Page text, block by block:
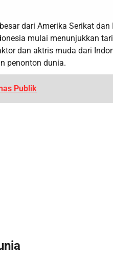
dari Amerika Serikat
mulai menunjukkan
dan aktris muda dari
penonton dunia.
Publik